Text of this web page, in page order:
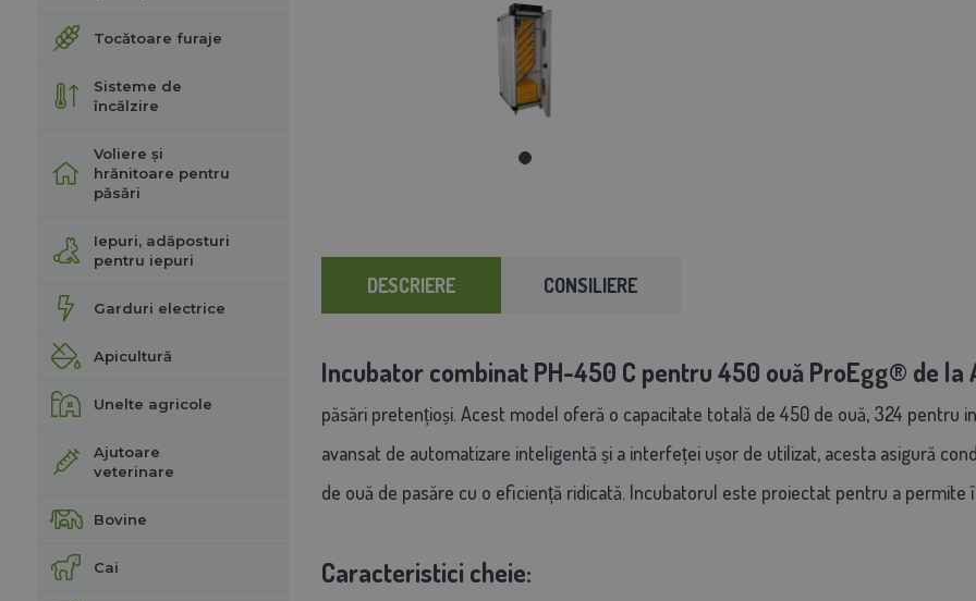
Tocătoare furaje
Sisteme de
încălzire
Voliere și
hrănitoare pentru
păsări
Iepuri, adăposturi
pentru iepuri
Garduri electrice
Apicultură
Unelte agricole
Ajutoare
veterinare
Bovine
Cai
DESCRIERE CONSILIERE
Incubator combinat PH-450 C pentru 450 ouă ProEgg®️ de la
păsări pretențioși. Acest model oferă o capacitate totală de 450 de ouă, 324 pentru
avansat de automatizare inteligentă și a interfeței ușor de utilizat, acesta asigură
de ouă de pasăre cu o eficiență ridicată. Incubatorul este proiectat pentru a permite
Caracteristici cheie: